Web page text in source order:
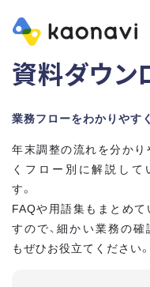
資料ダウン
業務フローをわかりやす
年末調整の流れを分かり
くフロー別に解説して
す。
FAQや用語集もまとめて
すので、細かい業務の確
もぜひお役立てください。